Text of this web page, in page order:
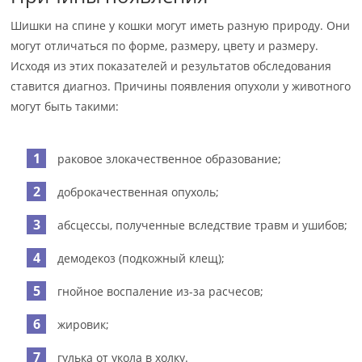
Шишки на спине у кошки могут иметь разную природу. Они
могут отличаться по форме, размеру, цвету и размеру.
Исходя из этих показателей и результатов обследования
ставится диагноз. Причины появления опухоли у животного
могут быть такими:
раковое злокачественное образование;
доброкачественная опухоль;
абсцессы, полученные вследствие травм и ушибов;
демодекоз (подкожный клещ);
гнойное воспаление из-за расчесов;
жировик;
гулька от укола в холку.